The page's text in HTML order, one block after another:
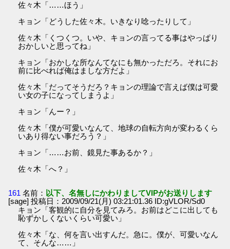
佐々木「……ほう」
キョン「どうした佐々木。いきなり唸ったりして」
佐々木「くつくつ。いや、キョンの言ってる事はやっぱり
おかしいと思ってね」
キョン「おかしな所なんてなにも無かっただろ。それにお
前に比べれば俺はましな方だよ」
佐々木「だってそうだろ？キョンの理論で言えば僕は可愛
い女の子になってしまうよ」
キョン「んー？」
佐々木「僕が可愛いなんて、地球の自転方向が変わるくら
いあり得ない事だろう？」
キョン「……お前、鏡見た事あるか？」
佐々木「へ？」
161 名前： 以下、名無しにかわりましてVIPがお送りします
[sage] 投稿日：2009/09/21(月) 03:21:01.36 ID:gVLOR/Sd0
キョン「客観的に自分を見てみろ。お前はどこに出しても
恥ずかしくないくらい可愛い」
佐々木「な、何を言い出すんだ。急に。僕が、可愛いなん
て、そんな……」